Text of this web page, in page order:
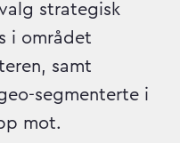
strategisk
i området
samt
segmenterte i
mot.